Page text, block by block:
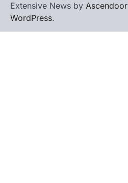
Extensive News by Ascendoor
WordPress.